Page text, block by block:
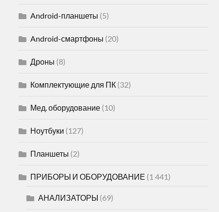
Android-планшеты (5)
Android-смартфоны (20)
Дроны (8)
Комплектующие для ПК (32)
Мед. оборудование (10)
Ноутбуки (127)
Планшеты (2)
ПРИБОРЫ И ОБОРУДОВАНИЕ (1 441)
АНАЛИЗАТОРЫ (69)